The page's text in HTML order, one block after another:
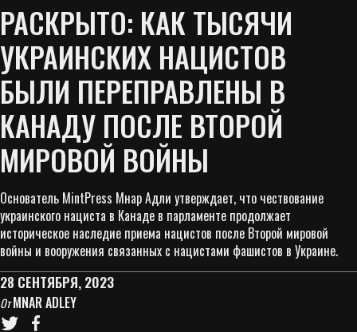
РАСКРЫТО: КАК ТЫСЯЧИ
УКРАИНСКИХ НАЦИСТОВ
БЫЛИ ПЕРЕПРАВЛЕНЫ В
КАНАДУ ПОСЛЕ ВТОРОЙ
МИРОВОЙ ВОЙНЫ
Основатель MintPress Мнар Адли утверждает, что чествование
украинского нациста в Канаде в парламенте продолжает
историческое наследие приема нацистов после Второй мировой
войны и вооружения связанных с нацистами фашистов в Украине.
28 СЕНТЯБРЯ, 2023
ОтMNAR ADLEY